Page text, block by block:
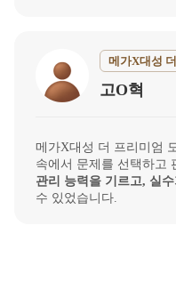
메가X대성
고O혁
메가X대성 더 프리미엄
속에서 문제를 선택하고
관리 능력을 기르고, 실
수 있었습니다.